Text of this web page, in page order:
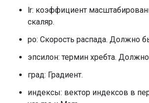
lr: коэффициент
скаляр.
ро: Скорость распада. Должно
эпсилон: термин хребта.
град: Градиент.
индексы: вектор индексов в